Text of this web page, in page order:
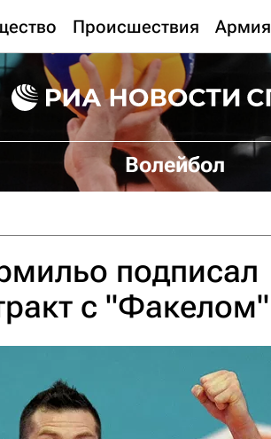
Происшествия Армия
Волейбол
подписал
с "Факелом"